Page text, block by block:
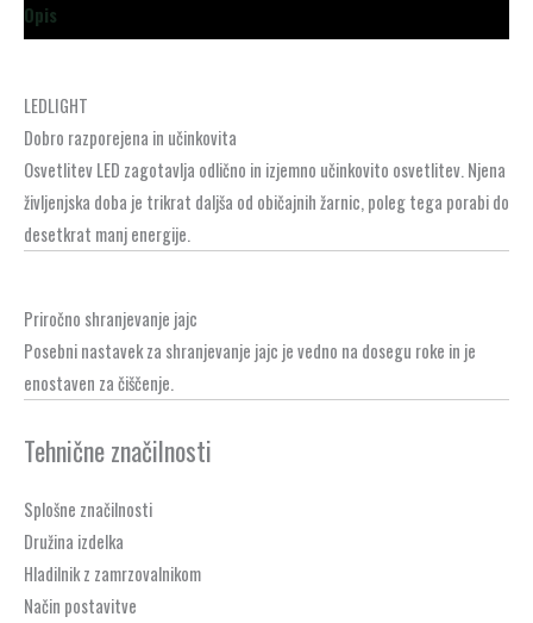
Opis
LEDLIGHT
Dobro razporejena in učinkovita
Osvetlitev LED zagotavlja odlično in izjemno učinkovito osvetlitev. Njena
življenjska doba je trikrat daljša od običajnih žarnic, poleg tega porabi do
desetkrat manj energije.
Priročno shranjevanje jajc
Posebni nastavek za shranjevanje jajc je vedno na dosegu roke in je
enostaven za čiščenje.
Tehnične značilnosti
Splošne značilnosti
Družina izdelka
Hladilnik z zamrzovalnikom
Način postavitve